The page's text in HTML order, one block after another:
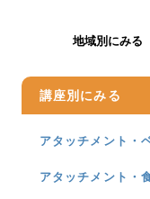
地域別にみる
講座別にみる
アタッチメント・
アタッチメント・